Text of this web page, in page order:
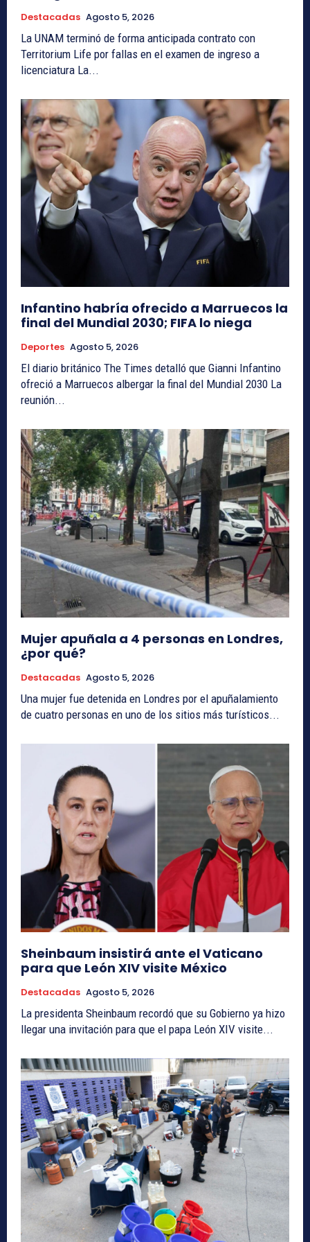
Destacadas Agosto 5, 2026
La UNAM terminó de forma anticipada contrato con
Territorium Life por fallas en el examen de ingreso a
licenciatura La...
Infantino habría ofrecido a Marruecos la
final del Mundial 2030; FIFA lo niega
Deportes Agosto 5, 2026
El diario británico The Times detalló que Gianni Infantino
ofreció a Marruecos albergar la final del Mundial 2030 La
reunión...
Mujer apuñala a 4 personas en Londres,
¿por qué?
Destacadas Agosto 5, 2026
Una mujer fue detenida en Londres por el apuñalamiento
de cuatro personas en uno de los sitios más turísticos...
Sheinbaum insistirá ante el Vaticano
para que León XIV visite México
Destacadas Agosto 5, 2026
La presidenta Sheinbaum recordó que su Gobierno ya hizo
llegar una invitación para que el papa León XIV visite...